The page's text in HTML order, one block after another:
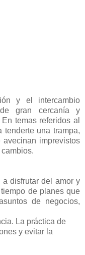
y el intercambio
gran cercanía y
temas referidos al
tenderte una trampa,
imprevistos
disfrutar del amor y
de planes que
de negocios,
La práctica de
y evitar la